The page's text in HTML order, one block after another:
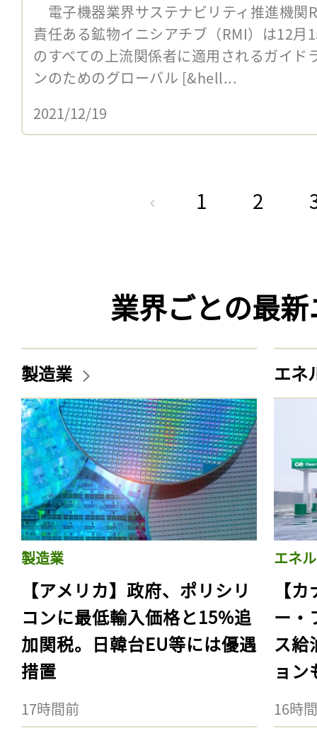
電子機器業界サステナビリティ推進機関
責任ある鉱物イニシアチブ（RMI）は12月
のすべての上流関係者に適用されるガイド
ンのためのグローバル [&hell...
2021/12/19
1 2
業界ごとの最
製造業
製造業
【アメリカ】政府、ポリシリ
コンに最低輸入価格と15%追
加関税。日韓台EU等には優遇
措置
17時間前
エネ
エネ
【
ー・
ス給
ョン
16時